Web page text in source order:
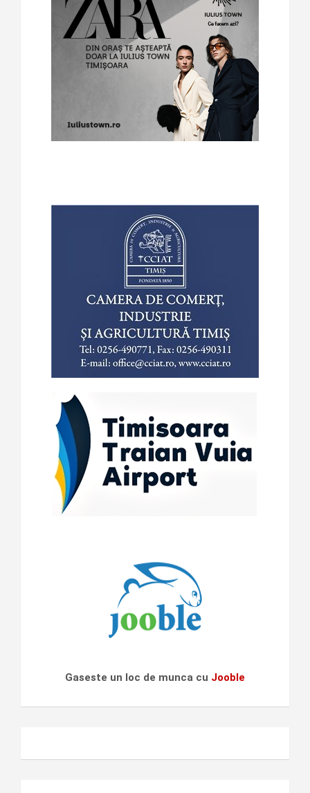
Gaseste un loc de munca cu Jooble